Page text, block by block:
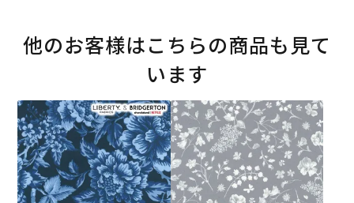
他のお客様はこちらの商品も見て
います